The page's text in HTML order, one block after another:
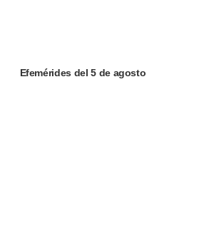
Efemérides del 5 de agosto